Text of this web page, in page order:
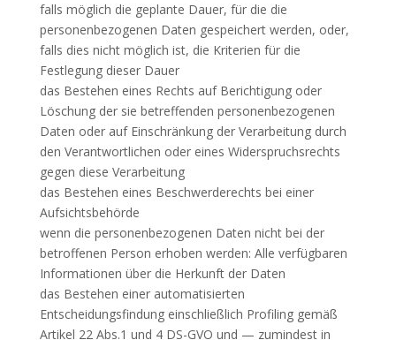
falls möglich die geplante Dauer, für die die
personenbezogenen Daten gespeichert werden, oder,
falls dies nicht möglich ist, die Kriterien für die
Festlegung dieser Dauer
das Bestehen eines Rechts auf Berichtigung oder
Löschung der sie betreffenden personenbezogenen
Daten oder auf Einschränkung der Verarbeitung durch
den Verantwortlichen oder eines Widerspruchsrechts
gegen diese Verarbeitung
das Bestehen eines Beschwerderechts bei einer
Aufsichtsbehörde
wenn die personenbezogenen Daten nicht bei der
betroffenen Person erhoben werden: Alle verfügbaren
Informationen über die Herkunft der Daten
das Bestehen einer automatisierten
Entscheidungsfindung einschließlich Profiling gemäß
Artikel 22 Abs.1 und 4 DS-GVO und — zumindest in